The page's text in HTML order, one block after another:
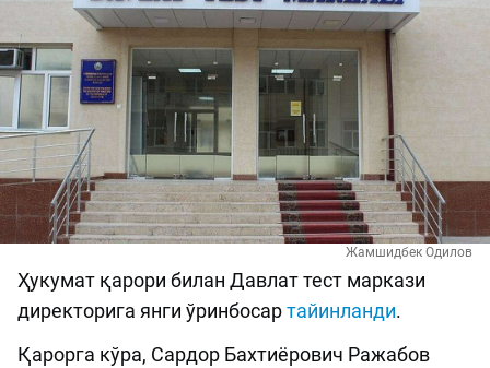
Жамшидбек Одилов
Ҳукумат қарори билан Давлат тест маркази
директорига янги ўринбосартайинланди.
Қарорга кўра, Сардор Бахтиёрович Ражабов